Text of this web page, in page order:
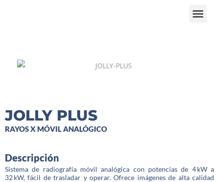
JOLLY PLUS
RAYOS X MÓVIL ANALÓGICO
Descripción
Sistema de radiografía móvil analógica con potencias de 4 kW a
32 kW, fácil de trasladar y operar. Ofrece imágenes de alta calidad